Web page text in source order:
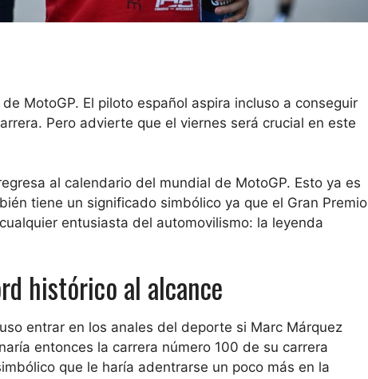
MotoGP. El piloto español aspira incluso a conseguir
Pero advierte que el viernes será crucial en este
al calendario del mundial de MotoGP. Esto ya es
tiene un significado simbólico ya que el Gran Premio
entusiasta del automovilismo: la leyenda
histórico al alcance
entrar en los anales del deporte si Marc Márquez
entonces la carrera número 100 de su carrera
que le haría adentrarse un poco más en la